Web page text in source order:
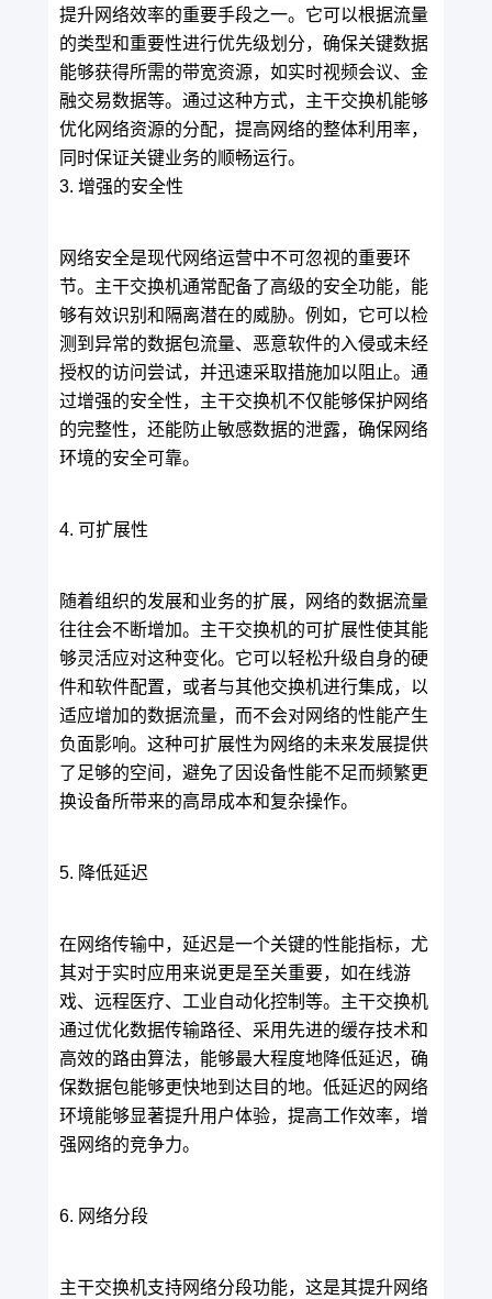
提升网络效率的重要手段之一。它可以根据流量
的类型和重要性进行优先级划分，确保关键数据
能够获得所需的带宽资源，如实时视频会议、金
融交易数据等。通过这种方式，主干交换机能够
优化网络资源的分配，提高网络的整体利用率，
同时保证关键业务的顺畅运行。
3. 增强的安全性
网络安全是现代网络运营中不可忽视的重要环
节。主干交换机通常配备了高级的安全功能，能
够有效识别和隔离潜在的威胁。例如，它可以检
测到异常的数据包流量、恶意软件的入侵或未经
授权的访问尝试，并迅速采取措施加以阻止。通
过增强的安全性，主干交换机不仅能够保护网络
的完整性，还能防止敏感数据的泄露，确保网络
环境的安全可靠。
4. 可扩展性
随着组织的发展和业务的扩展，网络的数据流量
往往会不断增加。主干交换机的可扩展性使其能
够灵活应对这种变化。它可以轻松升级自身的硬
件和软件配置，或者与其他交换机进行集成，以
适应增加的数据流量，而不会对网络的性能产生
负面影响。这种可扩展性为网络的未来发展提供
了足够的空间，避免了因设备性能不足而频繁更
换设备所带来的高昂成本和复杂操作。
5. 降低延迟
在网络传输中，延迟是一个关键的性能指标，尤
其对于实时应用来说更是至关重要，如在线游
戏、远程医疗、工业自动化控制等。主干交换机
通过优化数据传输路径、采用先进的缓存技术和
高效的路由算法，能够最大程度地降低延迟，确
保数据包能够更快地到达目的地。低延迟的网络
环境能够显著提升用户体验，提高工作效率，增
强网络的竞争力。
6. 网络分段
主干交换机支持网络分段功能，这是其提升网络